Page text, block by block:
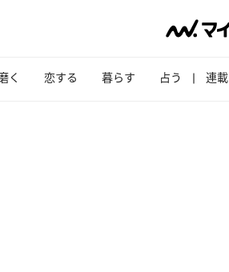
く 恋する 暮らす 占う 連載